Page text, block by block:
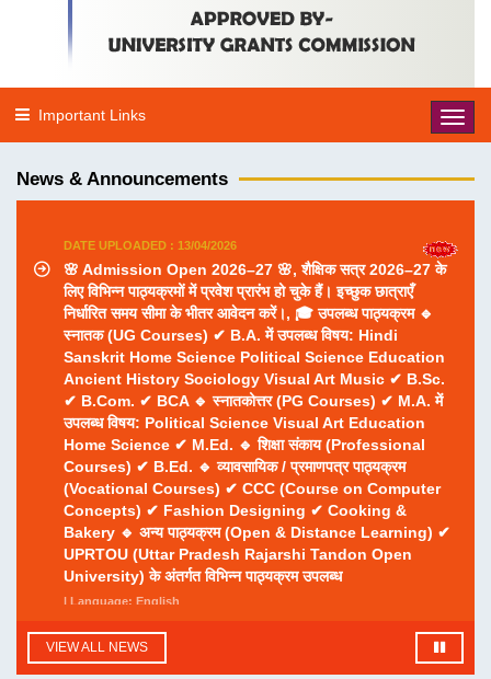
Important Links
News & Announcements
🌸 Admission Open 2026–27 🌸, शैक्षिक सत्र 2026–27 के
लिए विभिन्न पाठ्यक्रमों में प्रवेश प्रारंभ हो चुके हैं। इच्छुक छात्राएँ
निर्धारित समय सीमा के भीतर आवेदन करें।, 🎓 उपलब्ध पाठ्यक्रम 🔹
स्नातक (UG Courses) ✔ B.A. में उपलब्ध विषय: Hindi
Sanskrit Home Science Political Science Education
Ancient History Sociology Visual Art Music ✔ B.Sc.
✔ B.Com. ✔ BCA 🔹 स्नातकोत्तर (PG Courses) ✔ M.A. में
उपलब्ध विषय: Political Science Visual Art Education
Home Science ✔ M.Ed. 🔹 शिक्षा संकाय (Professional
Courses) ✔ B.Ed. 🔹 व्यावसायिक / प्रमाणपत्र पाठ्यक्रम
(Vocational Courses) ✔ CCC (Course on Computer
Concepts) ✔ Fashion Designing ✔ Cooking &
Bakery 🔹 अन्य पाठ्यक्रम (Open & Distance Learning) ✔
UPRTOU (Uttar Pradesh Rajarshi Tandon Open
University) के अंतर्गत विभिन्न पाठ्यक्रम उपलब्ध
| Language: English
DATE UPLOADED : 13/04/2026
बी0एड0 छात्राध्यापिकाओं का विदाई समारो दिनांक 11/04/2026 को
DATE UPLOADED : 10/04/2026
VIEW ALL NEWS